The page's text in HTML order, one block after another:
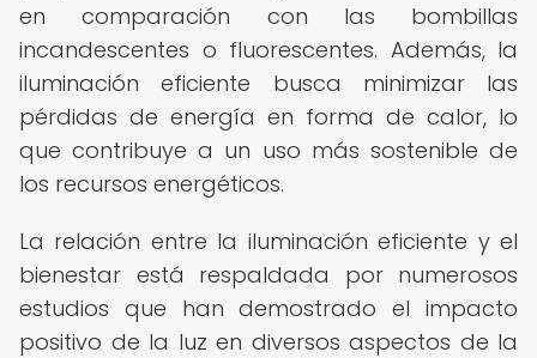
en comparación con las bombillas
incandescentes o fluorescentes. Además, la
iluminación eficiente busca minimizar las
pérdidas de energía en forma de calor, lo
que contribuye a un uso más sostenible de
los recursos energéticos.
La relación entre la iluminación eficiente y el
bienestar está respaldada por numerosos
estudios que han demostrado el impacto
positivo de la luz en diversos aspectos de la